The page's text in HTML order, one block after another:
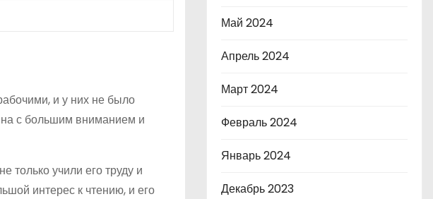
и у них не было
с большим вниманием и
только учили его труду и
интерес к чтению, и его
Май 2024
Апрель 2024
Март 2024
Февраль 2024
Январь 2024
Декабрь 2023